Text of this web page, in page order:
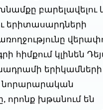
բարելավելու
երիտասարդների
հիմքում կլինեն
երիկամների
նորարարական
որոնք խթանում են